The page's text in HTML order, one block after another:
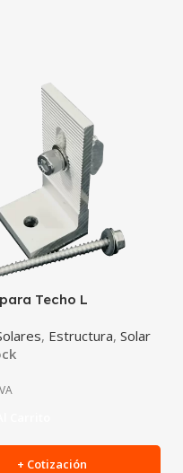
Techo L
, Estructura,Solar
+ Cotización